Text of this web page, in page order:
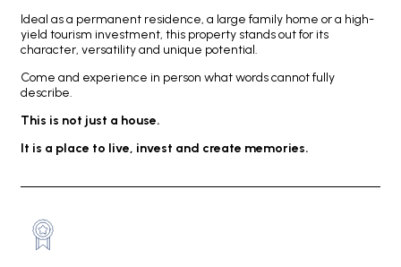
Ideal as a permanent residence, a large family home or a high-
yield tourism investment, this property stands out for its
character, versatility and unique potential.
Come and experience in person what words cannot fully
describe.
This is not just a house.
It is a place to live, invest and create memories.